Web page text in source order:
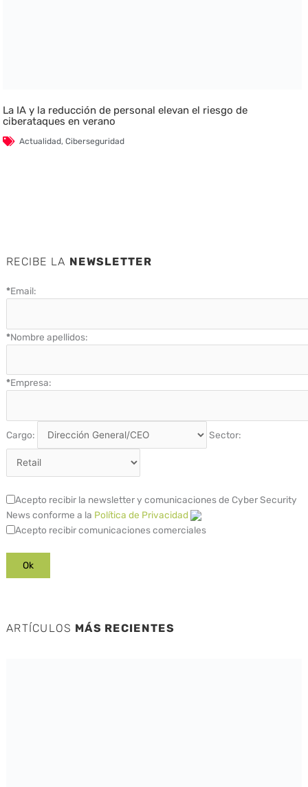
La IA y la reducción de personal elevan el riesgo de
ciberataques en verano
Actualidad,Ciberseguridad
RECIBE LA NEWSLETTER
*Email:
*Nombre apellidos:
*Empresa:
Cargo: Sector:
Acepto recibir la newsletter y comunicaciones de Cyber Security
News conforme a la Política de Privacidad
Acepto recibir comunicaciones comerciales
ARTÍCULOS MÁS RECIENTES